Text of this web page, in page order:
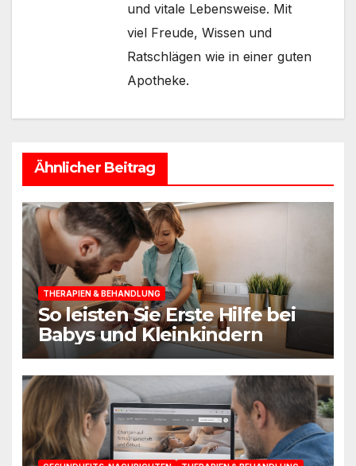
und vitale Lebensweise. Mit
viel Freude, Wissen und
Ratschlägen wie in einer guten
Apotheke.
Ähnlicher Beitrag
THERAPIEN & BEHANDLUNG
So leisten Sie Erste Hilfe bei
Babys und Kleinkindern